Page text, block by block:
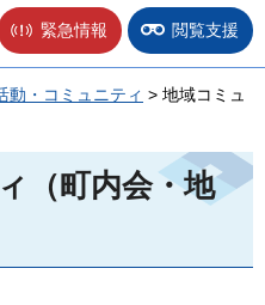
緊急情報 閲覧支援
動・コミュニティ > 地域コミュ
（町内会・地